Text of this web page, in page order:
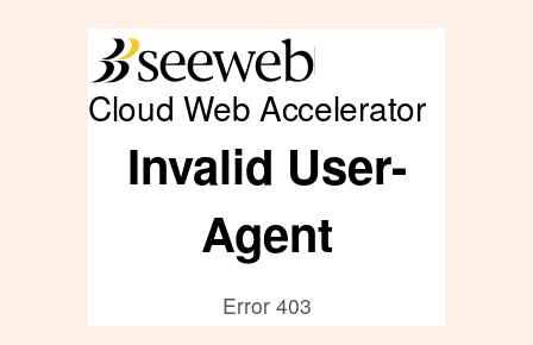
Ance, tregua dopo 7 mesi:
Merlani ritira le
dimissioni
1 OTTOBRE 2021 3 MINUTI DI LETTURA